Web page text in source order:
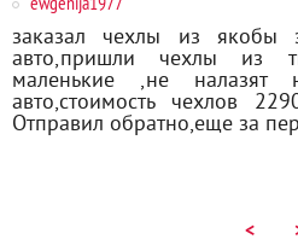
заказал чехлы из якобы
авто,пришли чехлы из
маленькие ,не
авто,стоимость чехлов
Отправил обратно,еще за
<